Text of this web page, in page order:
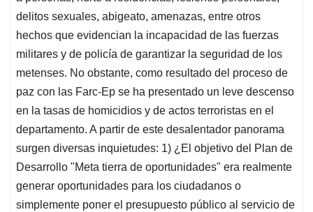
delitos sexuales, abigeato, amenazas, entre otros
hechos que evidencian la incapacidad de las fuerzas
militares y de policía de garantizar la seguridad de los
metenses. No obstante, como resultado del proceso de
paz con las Farc-Ep se ha presentado un leve descenso
en la tasas de homicidios y de actos terroristas en el
departamento. A partir de este desalentador panorama
surgen diversas inquietudes: 1) ¿El objetivo del Plan de
Desarrollo "Meta tierra de oportunidades" era realmente
generar oportunidades para los ciudadanos o
simplemente poner el presupuesto público al servicio de